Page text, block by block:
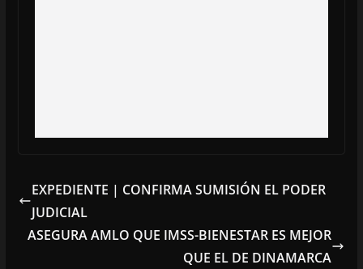
EXPEDIENTE | CONFIRMA SUMISIÓN EL PODER
JUDICIAL
ASEGURA AMLO QUE IMSS-BIENESTAR ES MEJOR
QUE EL DE DINAMARCA